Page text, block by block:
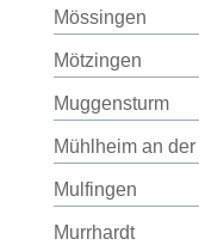
Mössingen
Mötzingen
Muggensturm
Mühlheim an
Mulfingen
Murrhardt